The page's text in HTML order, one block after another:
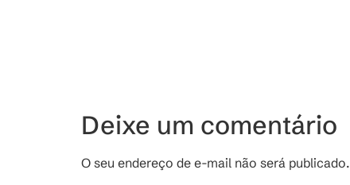
Deixe um comentário
O seu endereço de e-mail não será publicado.